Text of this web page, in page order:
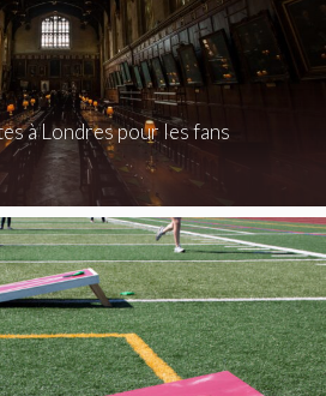
à Londres pour les fans